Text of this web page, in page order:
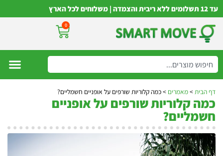
עד 12 תשלומים ללא ריבית והצמדה | משלוחים לכל הארץ
0
דף הבית >מאמרים >כמה קלוריות שורפים על אופניים חשמליים?
כמה קלוריות שורפים על אופניים
חשמליים?